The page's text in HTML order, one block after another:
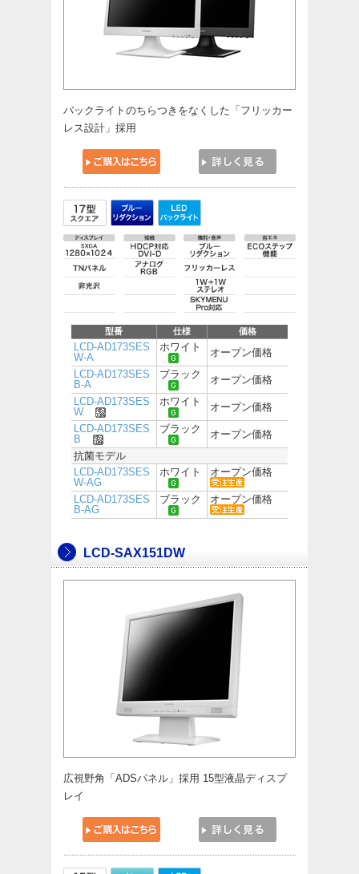
バックライトのちらつきをなくした「フリッカー
レス設計」採用
型番 仕様 価格
LCD-AD173SES
W-A
ホワイト
オープン価格
LCD-AD173SES
B-A
ブラック
オープン価格
LCD-AD173SES
W
ホワイト
オープン価格
LCD-AD173SES
B
ブラック
オープン価格
抗菌モデル
LCD-AD173SES
W-AG
ホワイト オープン価格
LCD-AD173SES
B-AG
ブラック オープン価格
LCD-SAX151DW
広視野角「ADSパネル」採用 15型液晶ディスプ
レイ